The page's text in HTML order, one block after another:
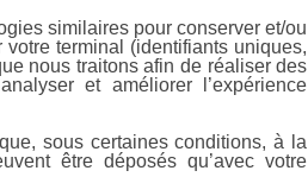
similaires pour conserver et/ou
terminal (identifiants uniques,
nous traitons afin de réaliser des
et améliorer l’expérience
sous certaines conditions, à la
être déposés qu’avec votre